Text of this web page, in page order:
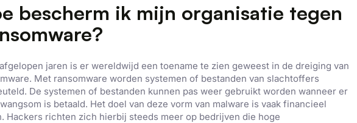
bescherm ik mijn organisatie tegen
jaren is er wereldwijd een toename te zien geweest in de dreiging van
Met ransomware worden systemen of bestanden van slachtoffers
De systemen of bestanden kunnen pas weer gebruikt worden wanneer er
is betaald. Het doel van deze vorm van malware is vaak financieel
Hackers richten zich hierbij steeds meer op bedrijven die hoge